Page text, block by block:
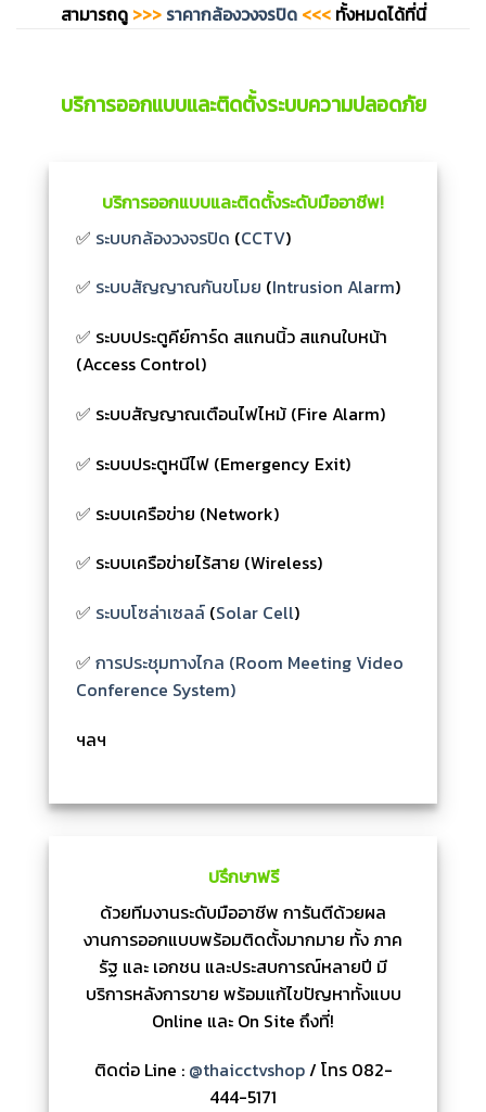
สามารถดู >>>ราคากล้องวงจรปิด <<<ทั้งหมดได้ที่นี่
บริการออกแบบและติดตั้งระบบความปลอดภัย
บริการออกแบบและติดตั้งระดับมืออาชีพ!
✅ ระบบกล้องวงจรปิด (CCTV)
✅ ระบบสัญญาณกันขโมย (Intrusion Alarm)
✅ ระบบประตูคีย์การ์ด สแกนนิ้ว สแกนใบหน้า
(Access Control)
✅ ระบบสัญญาณเตือนไฟไหม้ (Fire Alarm)
✅ ระบบประตูหนีไฟ (Emergency Exit)
✅ ระบบเครือข่าย (Network)
✅ ระบบเครือข่ายไร้สาย (Wireless)
✅ ระบบโซล่าเซลล์ (Solar Cell)
✅ การประชุมทางไกล (Room Meeting Video
Conference System)
ฯลฯ
ปรึกษาฟรี
ด้วยทีมงานระดับมืออาชีพ การันตีด้วยผล
งานการออกแบบพร้อมติดตั้งมากมาย ทั้ง ภาค
รัฐ และ เอกชน และประสบการณ์หลายปี มี
บริการหลังการขาย พร้อมแก้ไขปัญหาทั้งแบบ
Online และ On Site ถึงที่!
ติดต่อ Line : @thaicctvshop/ โทร 082-
444-5171